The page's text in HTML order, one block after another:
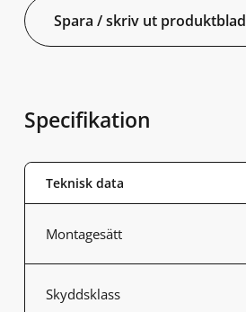
Spara / skriv ut produktblad
Specifikation
Teknisk data
Montagesätt
Skyddsklass